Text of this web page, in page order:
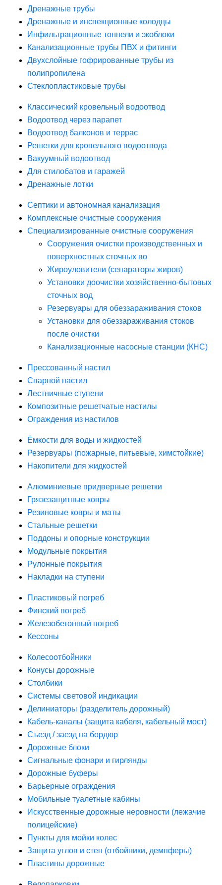
Дренажные трубы
Дренажные и инспекционные колодцы
Инфильтрационные тоннели и экоблоки
Канализационные трубы ПВХ и фитинги
Двухслойные гофрированные трубы из
полипропилена
Стеклопластиковые трубы
Классический кровельный водоотвод
Водоотвод через парапет
Водоотвод балконов и террас
Решетки для кровельного водоотвода
Вакуумный водоотвод
Для стилобатов и гаражей
Дренажные лотки
Септики и автономная канализация
Комплексные очистные сооружения
Специализированные очистные сооружения
Сооружения очистки производственных и
поверхностных сточных во
Жироуловители (сепараторы жиров)
Установки доочистки хозяйственно-бытовых
сточных вод
Резервуары для обеззараживания стоков
Установки для обеззараживания стоков
после очистки
Канализационные насосные станции (КНС)
Прессованный настил
Сварной настил
Лестничные ступени
Композитные решетчатые настилы
Ограждения из настилов
Ёмкости для воды и жидкостей
Резервуары (пожарные, питьевые, химстойкие)
Накопители для жидкостей
Алюминиевые придверные решетки
Грязезащитные ковры
Резиновые ковры и маты
Стальные решетки
Поддоны и опорные конструкции
Модульные покрытия
Рулонные покрытия
Накладки на ступени
Пластиковый погреб
Финский погреб
Железобетонный погреб
Кессоны
Колесоотбойники
Конусы дорожные
Столбики
Системы световой индикации
Делиниаторы (разделитель дорожный)
Кабель-каналы (защита кабеля, кабельный мост)
Съезд / заезд на бордюр
Дорожные блоки
Сигнальные фонари и гирлянды
Дорожные буферы
Барьерные ограждения
Мобильные туалетные кабины
Искусственные дорожные неровности (лежачие
полицейские)
Пункты для мойки колес
Защита углов и стен (отбойники, демпферы)
Пластины дорожные